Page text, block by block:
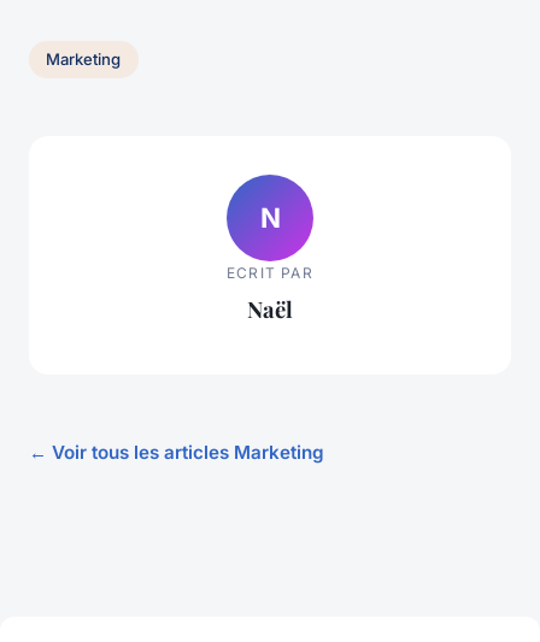
Marketing
N
ECRIT PAR
Naël
← Voir tous les articles Marketing